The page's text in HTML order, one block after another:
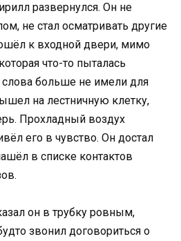
развернулся. Он не
не стал осматривать другие
к входной двери, мимо
что-то пыталась
слова больше не имели для
на лестничную клетку,
Прохладный воздух
его в чувство. Он достал
в списке контактов
он в трубку ровным,
звонил договориться о